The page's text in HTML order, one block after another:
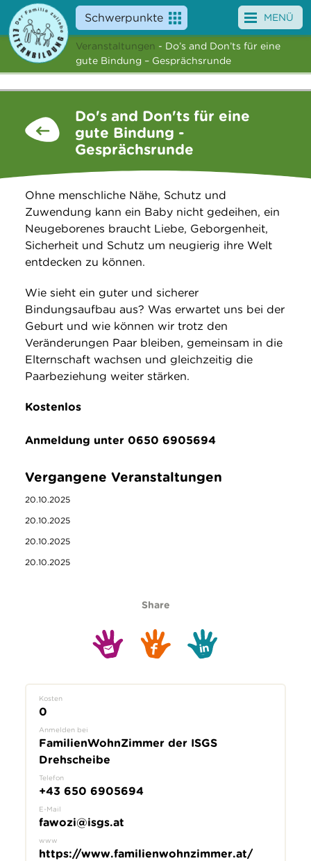
Schwerpunkte
Angebote
News
Suche
MENÜ
Veranstaltungen - Do’s and Don’ts für eine
gute Bindung – Gesprächsrunde
Do's and Don'ts für eine
gute Bindung -
Gesprächsrunde
Ohne menschliche Nähe, Schutz und
Zuwendung kann ein Baby nicht gedeihen, ein
Neugeborenes braucht Liebe, Geborgenheit,
Sicherheit und Schutz um neugierig ihre Welt
entdecken zu können.
Wie sieht ein guter und sicherer
Bindungsaufbau aus? Was erwartet uns bei der
Geburt und wie können wir trotz den
Veränderungen Paar bleiben, gemeinsam in die
Elternschaft wachsen und gleichzeitig die
Paarbeziehung weiter stärken.
Kostenlos
Anmeldung unter 0650 6905694
Vergangene Veranstaltungen
20.10.2025
20.10.2025
20.10.2025
20.10.2025
Share
Kosten
0
Anmelden bei
FamilienWohnZimmer der ISGS
Drehscheibe
Telefon
+43 650 6905694
E-Mail
fawozi@isgs.at
www
https://www.familienwohnzimmer.at/